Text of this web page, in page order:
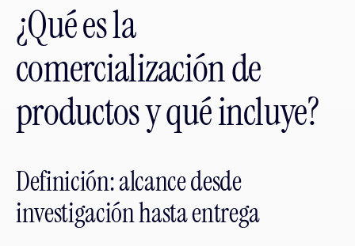
¿Qué es la
comercialización de
productos y qué incluye?
Definición: alcance desde
investigación hasta entrega